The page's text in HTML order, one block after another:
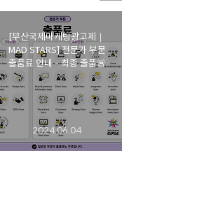
[부산국제마케팅광고제｜
MAD STARS] 전문가 부문
출품료 안내 - 최종 출품🚨
2024.06.04